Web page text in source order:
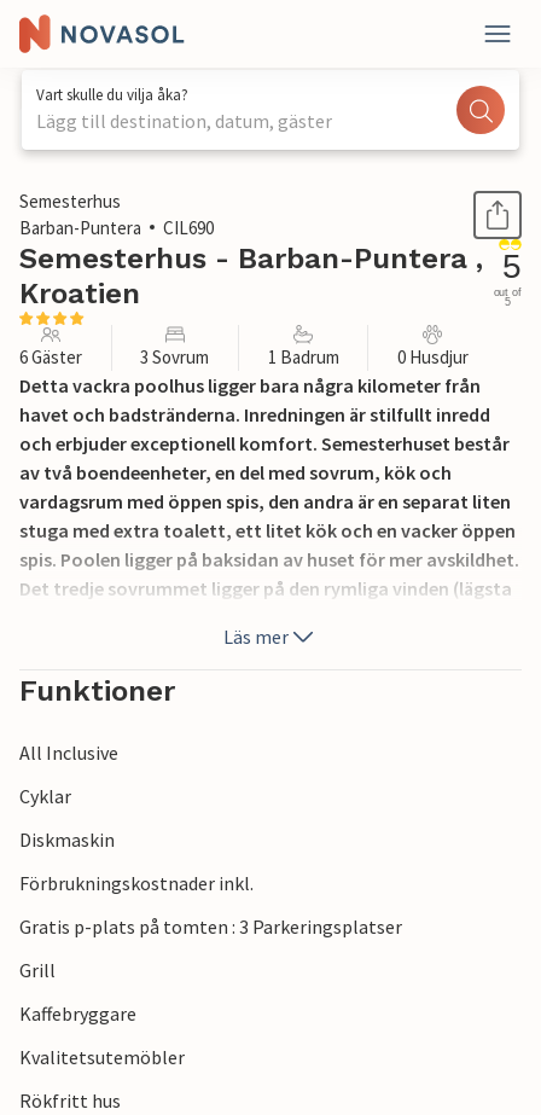
Vart skulle du vilja åka?
Lägg till destination, datum, gäster
1 / 43
Semesterhus
Barban-Puntera
CIL690
Semesterhus - Barban-Puntera ,
Kroatien
5
out of
5
6 Gäster 3 Sovrum 1 Badrum 0 Husdjur
Detta vackra poolhus ligger bara några kilometer från
havet och badstränderna. Inredningen är stilfullt inredd
och erbjuder exceptionell komfort. Semesterhuset består
av två boendeenheter, en del med sovrum, kök och
vardagsrum med öppen spis, den andra är en separat liten
stuga med extra toalett, ett litet kök och en vacker öppen
spis. Poolen ligger på baksidan av huset för mer avskildhet.
Det tredje sovrummet ligger på den rymliga vinden (lägsta
personer som föredrar den romantiska känslan av små
platser.
Läs mer
Funktioner
All Inclusive
Cyklar
Diskmaskin
Förbrukningskostnader inkl.
Gratis p-plats på tomten : 3 Parkeringsplatser
Grill
Kaffebryggare
Kvalitetsutemöbler
Rökfritt hus